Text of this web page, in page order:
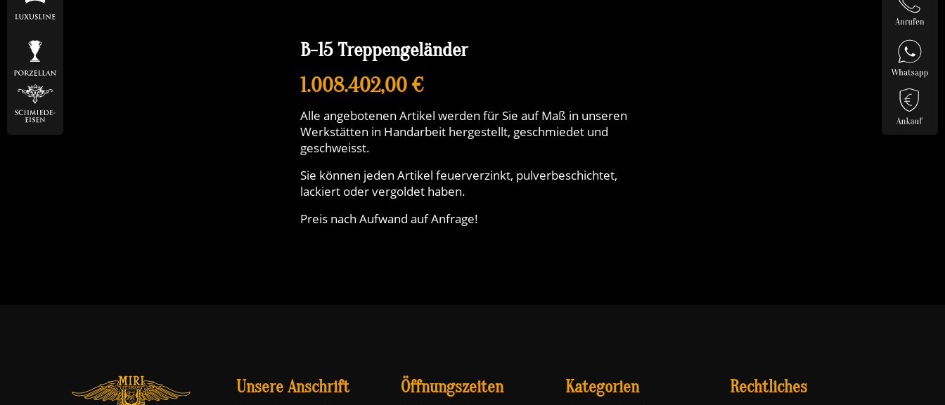
B-15 Treppengeländer
1.008.402,00 €
Alle angebotenen Artikel werden für Sie auf Maß in unseren
Werkstätten in Handarbeit hergestellt, geschmiedet und
geschweisst.
Sie können jeden Artikel feuerverzinkt, pulverbeschichtet,
lackiert oder vergoldet haben.
Preis nach Aufwand auf Anfrage!
Unsere Anschrift Öffnungszeiten Kategorien Rechtliches